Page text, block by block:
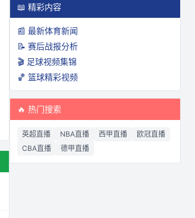
📖 精彩内容
📰 最新体育新闻
📝 赛后战报分析
🎬 足球视频集锦
🏀 篮球精彩视频
🔥 热门搜索
英超直播 NBA直播 西甲直播
欧冠直播
CBA直播
德甲直播